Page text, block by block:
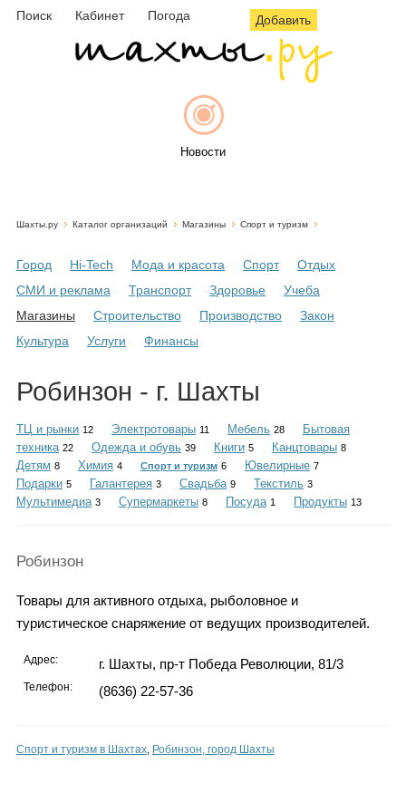
Поиск Кабинет Погода Добавить
Новости
Объявления
Инфо
Карты
Фотогалерея
Шахты.ру Каталог организаций Магазины Спорт и туризм
Город Hi-Tech Мода и красота Спорт
Отдых
СМИ и реклама
Транспорт Здоровье
Учеба
Магазины
Строительство Производство
Закон
Культура
Услуги Финансы
Робинзон - г. Шахты
ТЦ и рынки 12 Электротовары 11 Мебель 28
Бытовая
техника 22 Одежда и обувь 39 Книги 5 Канцтовары 8
Детям 8 Химия 4 Спорт и туризм 6 Ювелирные 7
Подарки 5 Галантерея 3 Свадьба 9 Текстиль 3
Мультимедиа 3 Супермаркеты 8 Посуда 1 Продукты 13
Робинзон
Товары для активного отдыха, рыболовное и
туристическое снаряжение от ведущих производителей.
Адрес: г. Шахты, пр-т Победа Революции, 81/3
Телефон: (8636) 22-57-36
Спорт и туризм в Шахтах, Робинзон, город Шахты